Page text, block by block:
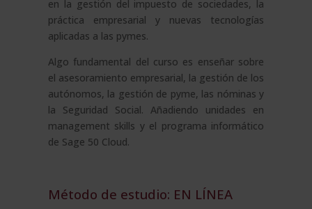
en la gestión del impuesto de sociedades, la
práctica empresarial y nuevas tecnologías
aplicadas a las pymes.
Algo fundamental del curso es enseñar sobre
el asesoramiento empresarial, la gestión de los
autónomos, la gestión de pyme, las nóminas y
la Seguridad Social. Añadiendo unidades en
management skills y el programa informático
de Sage 50 Cloud.
Método de estudio: EN LÍNEA